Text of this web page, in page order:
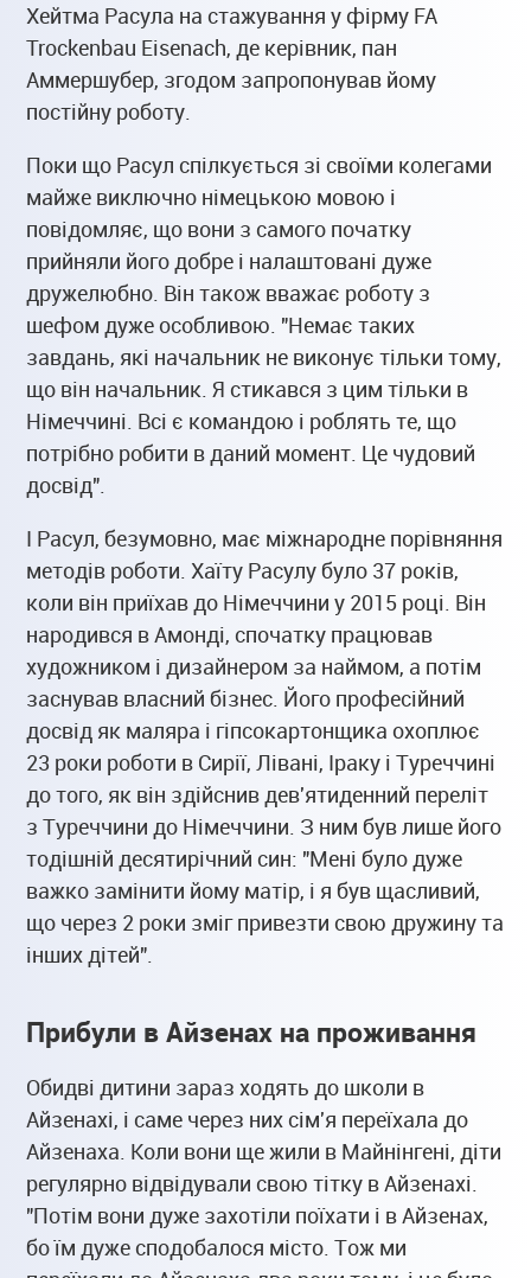
Хейтма Расула на стажування у фірму FA
Trockenbau Eisenach, де керівник, пан
Аммершубер, згодом запропонував йому
постійну роботу.
Поки що Расул спілкується зі своїми колегами
майже виключно німецькою мовою і
повідомляє, що вони з самого початку
прийняли його добре і налаштовані дуже
дружелюбно. Він також вважає роботу з
шефом дуже особливою. "Немає таких
завдань, які начальник не виконує тільки тому,
що він начальник. Я стикався з цим тільки в
Німеччині. Всі є командою і роблять те, що
потрібно робити в даний момент. Це чудовий
досвід".
І Расул, безумовно, має міжнародне порівняння
методів роботи. Хаїту Расулу було 37 років,
коли він приїхав до Німеччини у 2015 році. Він
народився в Амонді, спочатку працював
художником і дизайнером за наймом, а потім
заснував власний бізнес. Його професійний
досвід як маляра і гіпсокартонщика охоплює
23 роки роботи в Сирії, Лівані, Іраку і Туреччині
до того, як він здійснив дев'ятиденний переліт
з Туреччини до Німеччини. З ним був лише його
тодішній десятирічний син: "Мені було дуже
важко замінити йому матір, і я був щасливий,
що через 2 роки зміг привезти свою дружину та
інших дітей".
Прибули в Айзенах на проживання
Обидві дитини зараз ходять до школи в
Айзенахі, і саме через них сім'я переїхала до
Айзенаха. Коли вони ще жили в Майнінгені, діти
регулярно відвідували свою тітку в Айзенахі.
"Потім вони дуже захотіли поїхати і в Айзенах,
бо їм дуже сподобалося місто. Тож ми